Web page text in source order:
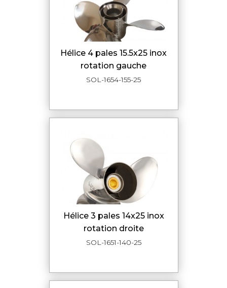
hélice 4 pales 15.5x25 inox
rotation gauche
SOL-1654-155-25
hélice 3 pales 14x25 inox
rotation droite
SOL-1651-140-25